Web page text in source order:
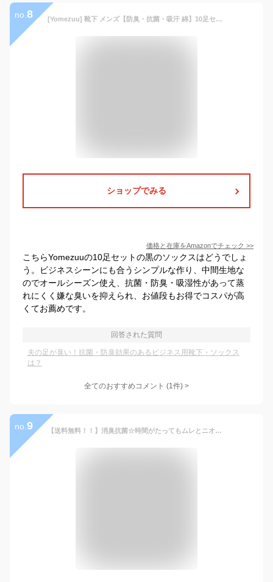
no. 8 [Yomezuu] 靴下 メンズ【防臭・抗菌・吸汗 綿】10足セット 24-28cm カジュアル ビジネスソックス ハイソックス 四季適用 (10足セット3)
ショップでみる
価格と在庫をAmazonでチェック >>
こちらYomezuuの10足セットの黒のソックスはどうでしょ
う。ビジネスシーンにも合うシンプルな作り、中間生地な
のでオールシーズン使え、抗菌・防臭・吸湿性があって蒸
れにくく嫌な臭いを抑えられ、お値段もお得でコスパが高
くてお薦めです。
回答された質問
夫の足が臭い！抗菌・防臭効果のあるビジネス用靴下・ソックス
は？
全てのおすすめコメント (1件) >
no. 9 【送料無料！！】消臭抗菌☆時間がたってもムレとニオイ気にならない☆ 5本指 銀イオン靴下 銀マジック スニーカーソックス 3足 ビジネスソックス 足 臭い 臭わない 蒸れない 吸水速乾 抗菌防臭 紳士